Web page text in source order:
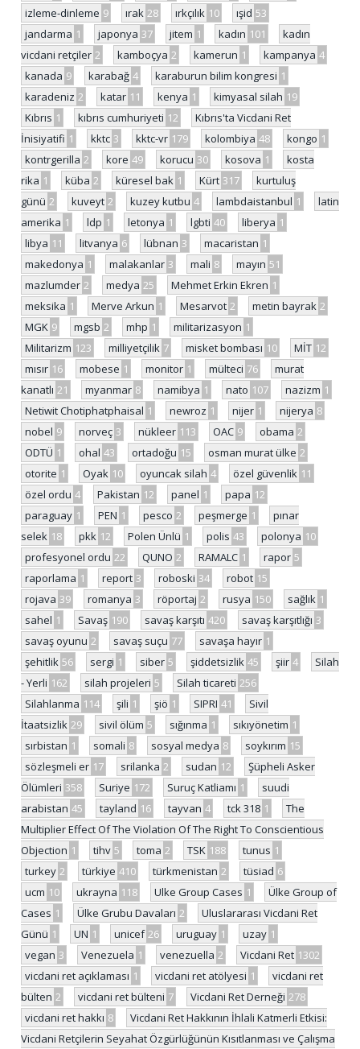
izleme-dinleme 9 ırak 28 ırkçılık 10 ışid 53
jandarma 1 japonya 37 jitem 1 kadın 101
kadın
vicdani retçiler 2 kamboçya 2 kamerun 1 kampanya 4
kanada 9 karabağ 4 karaburun bilim kongresi 1
karadeniz 2 katar 11 kenya 1 kimyasal silah 19
Kıbrıs 1 kıbrıs cumhuriyeti 12
Kıbrıs'ta Vicdani Ret
İnisiyatifi 1 kktc 3 kktc-vr 179 kolombiya 48 kongo 1
kontrgerilla 2 kore 49 korucu 30 kosova 1
kosta
rika 1 küba 2 küresel bak 1 Kürt 317
kurtuluş
günü 2 kuveyt 2 kuzey kutbu 4 lambdaistanbul 1
latin
amerika 1 ldp 1 letonya 1 lgbti 40 liberya 1
libya 11 litvanya 6 lübnan 3 macaristan 1
makedonya 1 malakanlar 3 mali 8 mayın 51
mazlumder 2 medya 25 Mehmet Erkin Ekren 1
meksika 1 Merve Arkun 1 Mesarvot 2 metin bayrak 2
MGK 9 mgsb 2 mhp 1 militarizasyon 1
Militarizm 123 milliyetçilik 7 misket bombası 10 MİT 12
mısır 16 mobese 1 monitor 1 mülteci 76
murat
kanatlı 21 myanmar 8 namibya 1 nato 107 nazizm 1
Netiwit Chotiphatphaisal 1 newroz 1 nijer 1 nijerya 8
nobel 9 norveç 3 nükleer 113 OAC 9 obama 2
ODTÜ 1 ohal 43 ortadoğu 15 osman murat ülke 2
otorite 1 Oyak 10 oyuncak silah 4 özel güvenlik 11
özel ordu 4 Pakistan 12 panel 1 papa 12
paraguay 1 PEN 1 pesco 2 peşmerge 1
pınar
selek 18 pkk 12 Polen Ünlü 1 polis 43 polonya 10
profesyonel ordu 22 QUNO 2 RAMALC 1 rapor 5
raporlama 1 report 3 roboski 34 robot 15
rojava 39 romanya 3 röportaj 2 rusya 150 sağlık 1
sahel 1 Savaş 190 savaş karşıtı 420 savaş karşıtlığı 3
savaş oyunu 2 savaş suçu 77 savaşa hayır 1
şehitlik 56 sergi 1 siber 5 şiddetsizlik 45 şiir 4
Silah
- Yerli 162 silah projeleri 5 Silah ticareti 256
Silahlanma 114 şili 1 şiö 1 SIPRI 41
Sivil
İtaatsizlik 29 sivil ölüm 5 sığınma 1 sıkıyönetim 1
sırbistan 1 somali 8 sosyal medya 8 soykırım 15
sözleşmeli er 17 srilanka 2 sudan 12
Şüpheli Asker
Ölümleri 358 Suriye 172 Suruç Katliamı 1
suudi
arabistan 45 tayland 16 tayvan 4 tck 318 1
The
Multiplier Effect Of The Violation Of The Right To Conscientious
Objection 1 tihv 5 toma 2 TSK 188 tunus 1
turkey 2 türkiye 410 türkmenistan 2 tüsiad 6
ucm 10 ukrayna 118 Ulke Group Cases 1
Ülke Group of
Cases 1 Ülke Grubu Davaları 2
Uluslararası Vicdani Ret
Günü 1 UN 1 unicef 26 uruguay 1 uzay 1
vegan 3 Venezuela 1 venezuella 2 Vicdani Ret 1302
vicdani ret açıklaması 1 vicdani ret atölyesi 1
vicdani ret
bülten 2 vicdani ret bülteni 7 Vicdani Ret Derneği 278
vicdani ret hakkı 8
Vicdani Ret Hakkının İhlali Katmerli Etkisi:
Vicdani Retçilerin Seyahat Özgürlüğünün Kısıtlanması ve Çalışma